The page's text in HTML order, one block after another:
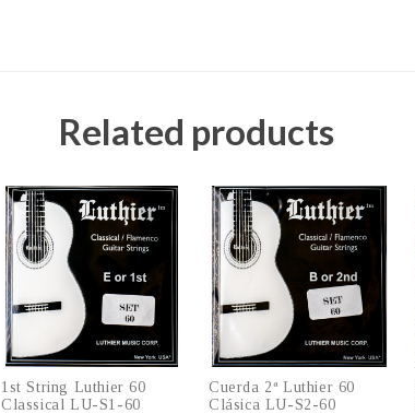
Related products
1st String Luthier 60
Classical LU-S1-60
Cuerda 2ª Luthier 60
Clásica LU-S2-60